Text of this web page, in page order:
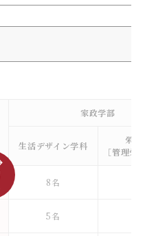
の特別措置
家政学部
生活デザイン学科
栄養
［管理栄
8名
5名